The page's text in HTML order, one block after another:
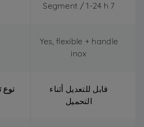
7 Segment / 1-24 h
Yes, flexible + handle
inox
نوع
قابل للتعديل أثناء
التحميل